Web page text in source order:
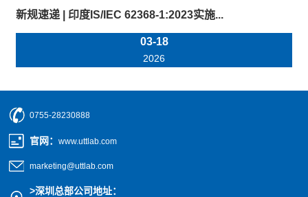
新规速递 | 印度IS/IEC 62368-1:2023实施...
03-18
2026
0755-28230888
官网 ：www.uttlab.com
marketing@uttlab.com
>深圳总部公司地址：